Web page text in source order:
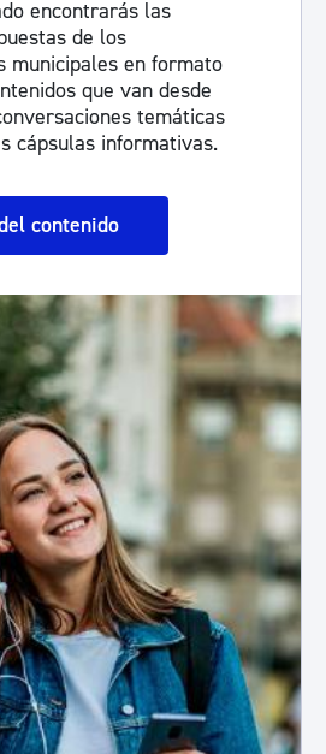
encontrarás las
de los
municipales en formato
que van desde
temáticas
cápsulas informativas.
contenido